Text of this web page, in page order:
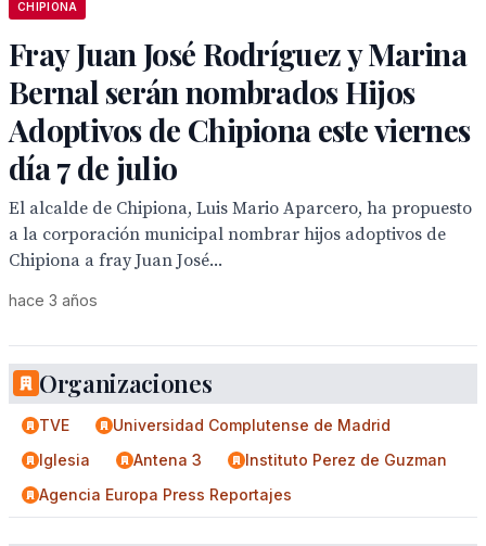
CHIPIONA
Fray Juan José Rodríguez y Marina
Bernal serán nombrados Hijos
Adoptivos de Chipiona este viernes
día 7 de julio
El alcalde de Chipiona, Luis Mario Aparcero, ha propuesto
a la corporación municipal nombrar hijos adoptivos de
Chipiona a fray Juan José...
hace 3 años
Organizaciones
TVE
Universidad Complutense de Madrid
Iglesia
Antena 3
Instituto Perez de Guzman
Agencia Europa Press Reportajes